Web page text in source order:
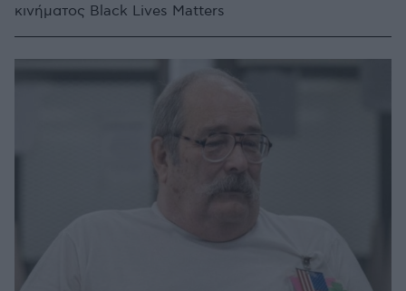
κινήματος Black Lives Matters